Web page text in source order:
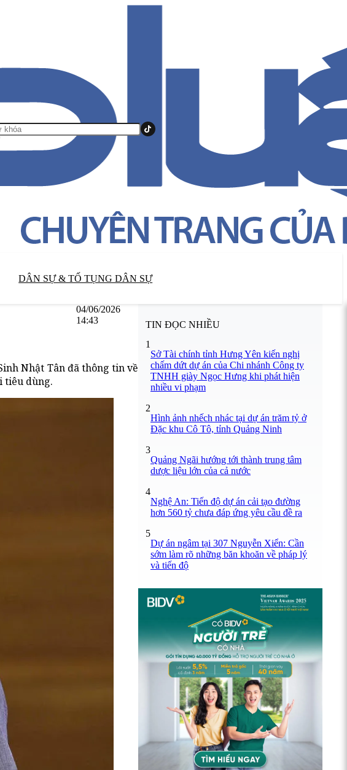
DÂN SỰ & TỐ TỤNG DÂN SỰ
04/06/2026
14:43
Nhật Tân đã thông tin về
tiêu dùng.
TIN ĐỌC NHIỀU
1
Sở Tài chính tỉnh Hưng Yên kiến nghị
chấm dứt dự án của Chi nhánh Công ty
TNHH giày Ngọc Hưng khi phát hiện
nhiều vi phạm
2
Hình ảnh nhếch nhác tại dự án trăm tỷ ở
Đặc khu Cô Tô, tỉnh Quảng Ninh
3
Quảng Ngãi hướng tới thành trung tâm
dược liệu lớn của cả nước
4
Nghệ An: Tiến độ dự án cải tạo đường
hơn 560 tỷ chưa đáp ứng yêu cầu đề ra
5
Dự án ngâm tại 307 Nguyễn Xiển: Cần
sớm làm rõ những băn khoăn về pháp lý
và tiến độ